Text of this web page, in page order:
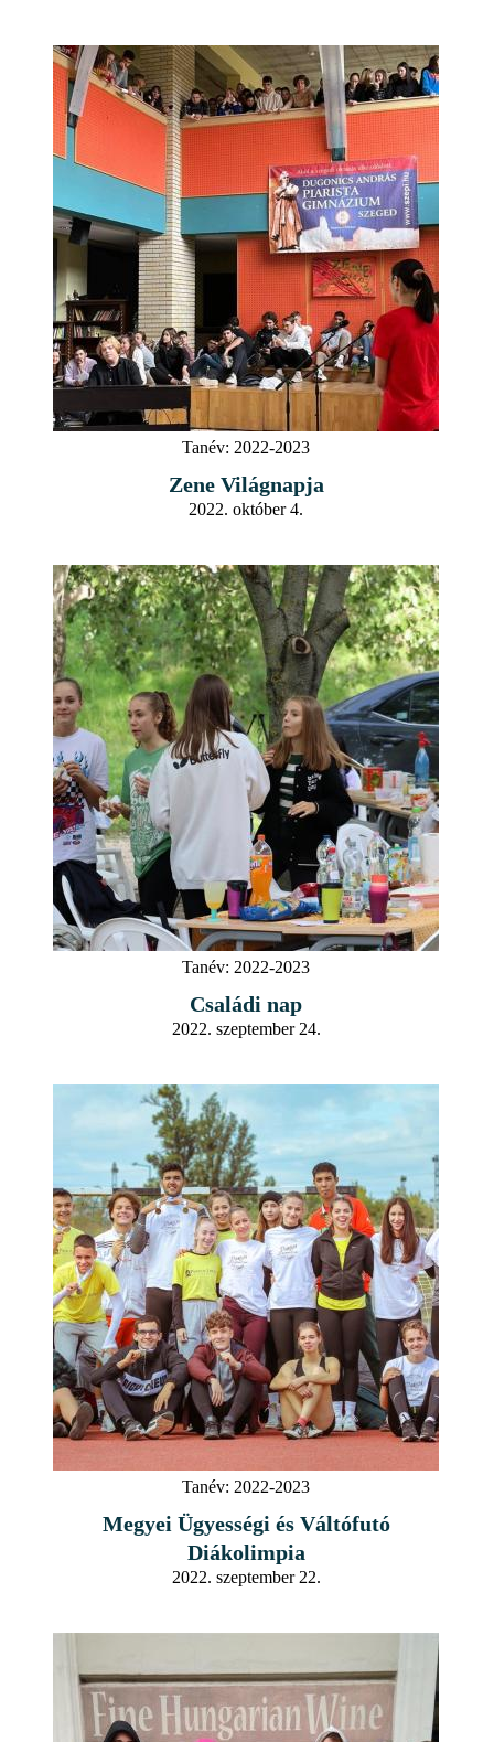
Tanév: 2022-2023
Zene Világnapja
2022. október 4.
Tanév: 2022-2023
Családi nap
2022. szeptember 24.
Tanév: 2022-2023
Megyei Ügyességi és Váltófutó
Diákolimpia
2022. szeptember 22.